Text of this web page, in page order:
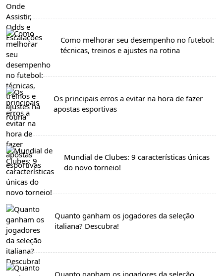
Como melhorar seu desempenho no futebol:
técnicas, treinos e ajustes na rotina
Os principais erros a evitar na hora de fazer
apostas esportivas
Mundial de Clubes: 9 características únicas
do novo torneio!
Quanto ganham os jogadores da seleção
italiana? Descubra!